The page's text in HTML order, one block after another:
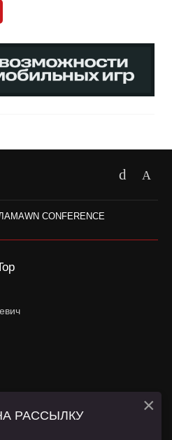
WN CONFERENCE
активная ссылка на
РАССЫЛКУ ×